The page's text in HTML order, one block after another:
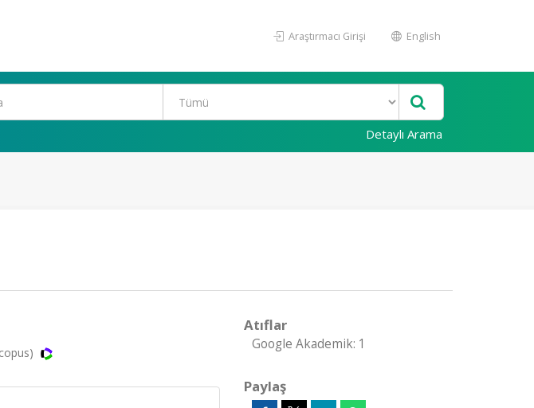
Araştırmacı Girişi English
Detaylı Arama
Atıflar
Google Akademik: 1
Paylaş